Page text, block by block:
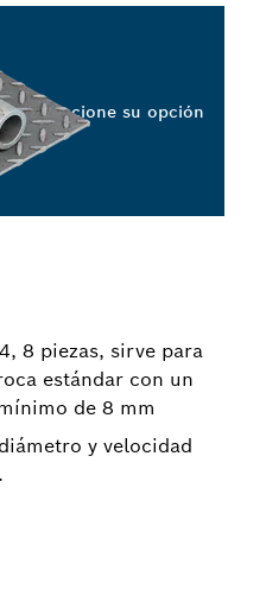
8 piezas, sirve para
estándar con un
de 8 mm
y velocidad
Seleccione su opción